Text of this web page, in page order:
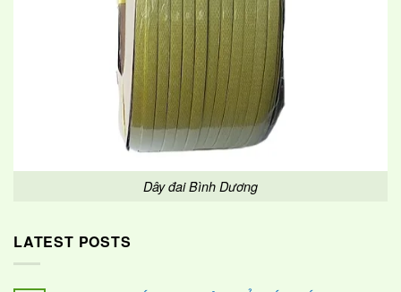
Dây đai Bình Dương
LATEST POSTS